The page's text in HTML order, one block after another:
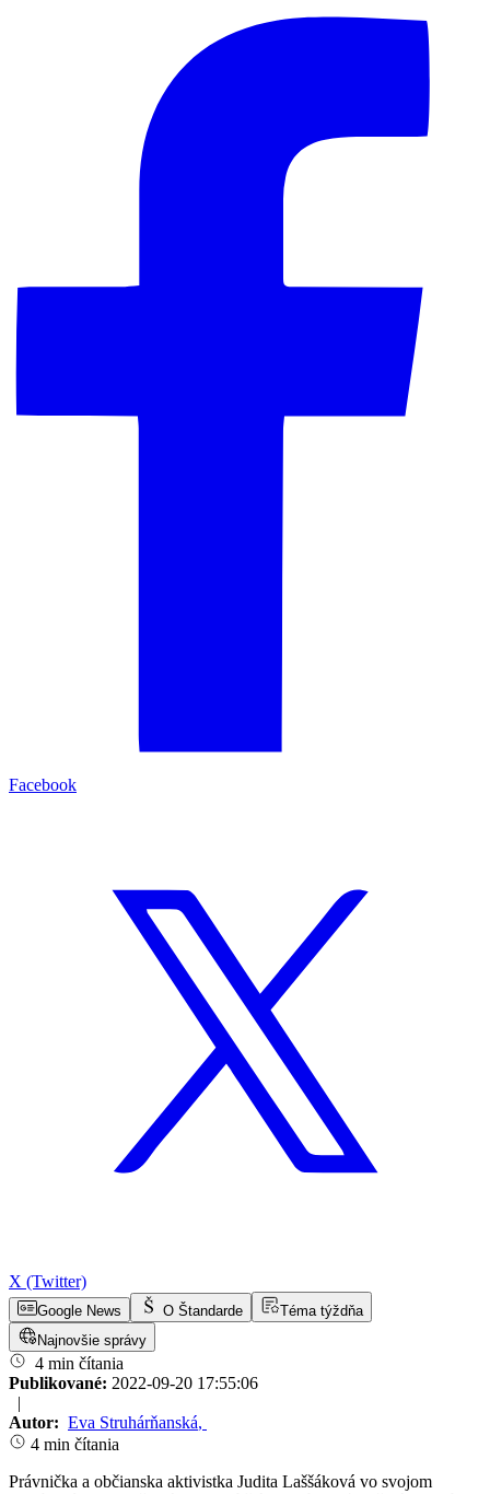
Facebook
X (Twitter)
Google News O Štandarde
Téma týždňa
Najnovšie správy
4 min čítania
Publikované: 2022-09-20 17:55:06
|
Autor: Eva Struhárňanská,
4 min čítania
Právnička a občianska aktivistka Judita Laššáková vo svojom